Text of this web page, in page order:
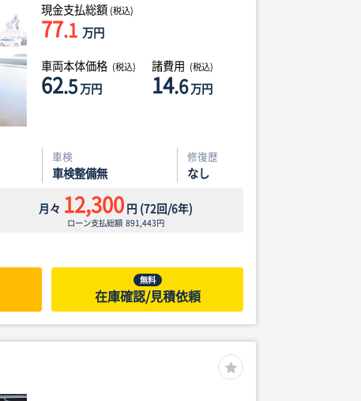
現金支払総額 (税込)
77.1 万円
車両本体価格 (税込)
62.5万円
諸費用 (税込)
14.6万円
車検
車検整備無
修復歴
なし
月々 12,300円 (72回/6年)
ローン支払総額 891,443円
無料
在庫確認/見積依頼